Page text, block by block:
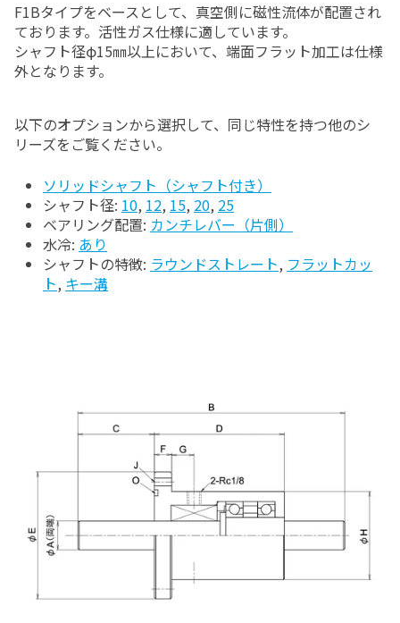
F1Bタイプをベースとして、真空側に磁性流体が配置され
ております。活性ガス仕様に適しています。
シャフト径φ15㎜以上において、端面フラット加工は仕様
外となります。
以下のオプションから選択して、同じ特性を持つ他のシ
リーズをご覧ください。
ソリッドシャフト（シャフト付き）
シャフト径: 10, 12, 15, 20, 25
ベアリング配置: カンチレバー（片側）
水冷: あり
シャフトの特徴: ラウンドストレート, フラットカッ
ト, キー溝